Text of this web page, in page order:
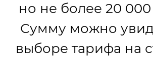
но не более 20
Сумму можно
выборе тарифа на